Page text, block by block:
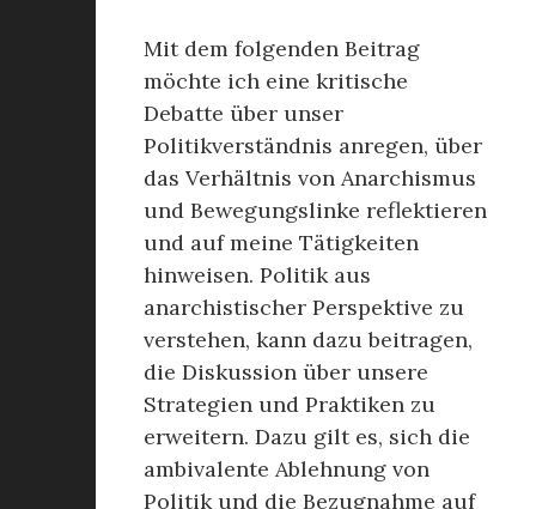
Mit dem folgenden Beitrag
möchte ich eine kritische
Debatte über unser
Politikverständnis anregen, über
das Verhältnis von Anarchismus
und Bewegungslinke reflektieren
und auf meine Tätigkeiten
hinweisen. Politik aus
anarchistischer Perspektive zu
verstehen, kann dazu beitragen,
die Diskussion über unsere
Strategien und Praktiken zu
erweitern. Dazu gilt es, sich die
ambivalente Ablehnung von
Politik und die Bezugnahme auf